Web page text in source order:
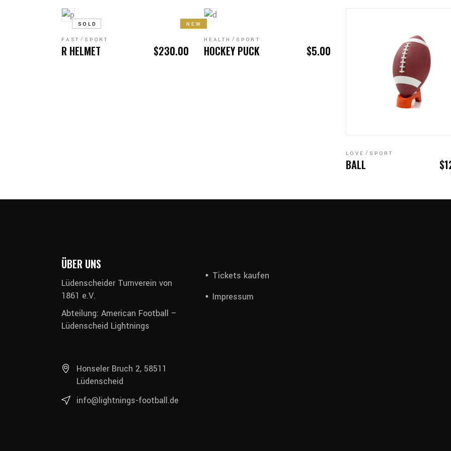
SOLD
WEITERLESEN
FAST SPORT
R HELMET $230.00
NEW
WARENKORB
HEALTH SPORT
HOCKEY PUCK $5.00
LOVE SPORT
BALL $
ÜBER UNS
Lüdenscheider Turnverein von
1861 e.V.
Abteilung: American Football –
Lüdenscheid Lightnings
Honseler Bruch 2, 58511
Lüdenscheid
info@lightnings-football.de
Tickets kaufen
Impressum